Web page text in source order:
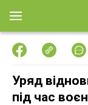
Уряд
під час